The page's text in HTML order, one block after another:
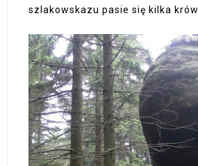
szlakowskazu pasie się kilka krów.